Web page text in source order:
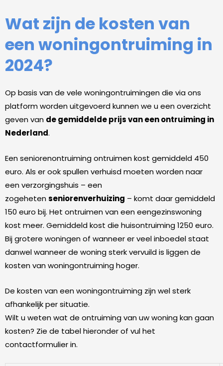
Wat zijn de kosten van
een woningontruiming in
2024?
Op basis van de vele woningontruimingen die via ons
platform worden uitgevoerd kunnen we u een overzicht
geven van de gemiddelde prijs van een ontruiming in
Nederland.
Een seniorenontruiming ontruimen kost gemiddeld 450
euro. Als er ook spullen verhuisd moeten worden naar
een verzorgingshuis – een
zogeheten seniorenverhuizing – komt daar gemiddeld
150 euro bij. Het ontruimen van een eengezinswoning
kost meer. Gemiddeld kost die huisontruiming 1250 euro.
Bij grotere woningen of wanneer er veel inboedel staat
danwel wanneer de woning sterk vervuild is liggen de
kosten van woningontruiming hoger.
De kosten van een woningontruiming zijn wel sterk
afhankelijk per situatie.
Wilt u weten wat de ontruiming van uw woning kan gaan
kosten? Zie de tabel hieronder of vul het
contactformulier in.